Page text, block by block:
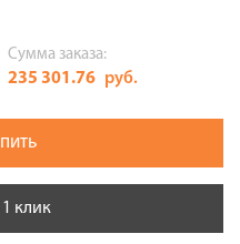
Сумма заказа:
235 301.76 руб.
клик